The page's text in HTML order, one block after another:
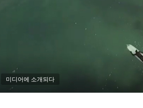
미디어에 소개되다